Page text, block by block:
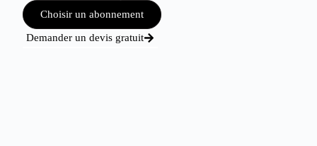
Choisir un abonnement
Demander un devis gratuit